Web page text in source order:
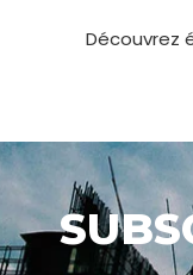
Découvrez